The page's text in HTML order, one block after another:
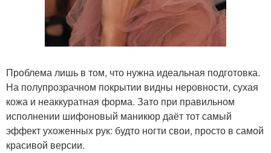
Проблема лишь в том, что нужна идеальная подготовка.
На полупрозрачном покрытии видны неровности, сухая
кожа и неаккуратная форма. Зато при правильном
исполнении шифоновый маникюр даёт тот самый
эффект ухоженных рук: будто ногти свои, просто в самой
красивой версии.